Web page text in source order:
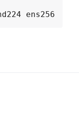
ens256